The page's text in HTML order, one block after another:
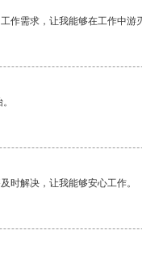
作需求，让我能够在工作中游
时解决，让我能够安心工作。